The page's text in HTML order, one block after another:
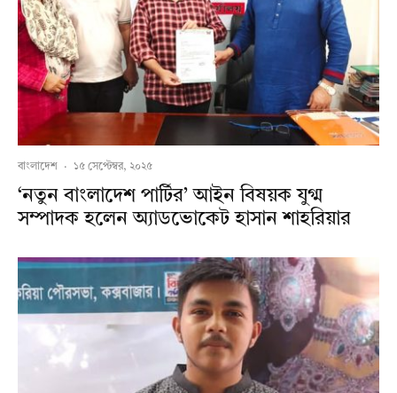
বাংলাদেশ · ১৫ সেপ্টেম্বর, ২০২৫
‘নতুন বাংলাদেশ পার্টির’ আইন বিষয়ক যুগ্ম
সম্পাদক হলেন অ্যাডভোকেট হাসান শাহরিয়ার